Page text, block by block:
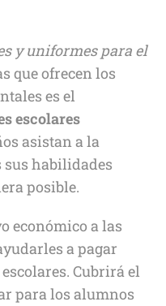
y uniformes para el
que ofrecen los
es el
escolares
asistan a la
sus habilidades
posible.
económico a las
a pagar
Cubrirá el
para los alumnos